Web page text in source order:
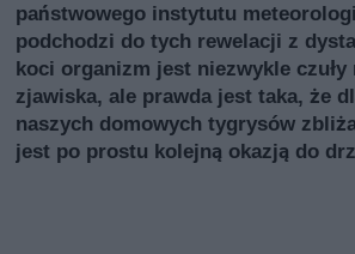
państwowego instytutu
podchodzi do tych rewelacji z
koci organizm jest niezwykle czuły
zjawiska, ale prawda jest taka, że
naszych domowych tygrysów
jest po prostu kolejną okazją do